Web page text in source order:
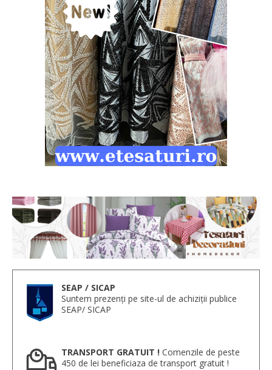
SEAP / SICAP
Suntem prezenți pe site-ul de achiziții publice
SEAP/ SICAP
TRANSPORT GRATUIT ! Comenzile de peste
450 de lei beneficiaza de transport gratuit !